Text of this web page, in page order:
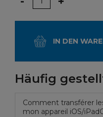
IN DEN
Häufig
Comment transférer
mon appareil iOS/